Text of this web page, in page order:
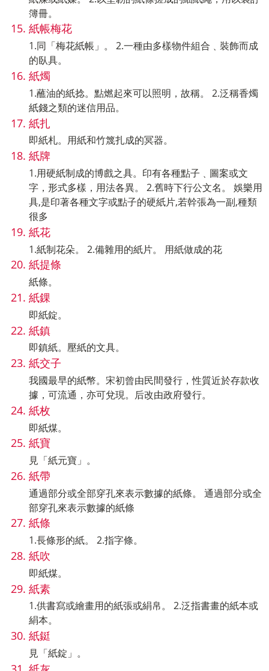
簿冊。
紙帳梅花
1.同「梅花紙帳」。 2.一種由多樣物件組合﹑裝飾而成
的臥具。
紙燭
1.蘸油的紙捻。點燃起來可以照明，故稱。 2.泛稱香燭
紙錢之類的迷信用品。
紙扎
即紙札。用紙和竹篾扎成的冥器。
紙牌
1.用硬紙制成的博戲之具。印有各種點子﹑圖案或文
字，形式多樣，用法各異。 2.舊時下行公文名。 娛樂用
具,是印著各種文字或點子的硬紙片,若幹張為一副,種類
很多
紙花
1.紙制花朵。 2.備雜用的紙片。 用紙做成的花
紙提條
紙條。
紙錁
即紙錠。
紙鎮
即鎮紙。壓紙的文具。
紙交子
我國最早的紙幣。宋初曾由民間發行，性質近於存款收
據，可流通，亦可兌現。后改由政府發行。
紙枚
即紙煤。
紙寶
見「紙元寶」。
紙帶
通過部分或全部穿孔來表示數據的紙條。 通過部分或全
部穿孔來表示數據的紙條
紙條
1.長條形的紙。 2.指字條。
紙吹
即紙煤。
紙素
1.供書寫或繪畫用的紙張或絹帛。 2.泛指書畫的紙本或
絹本。
紙鋌
見「紙錠」。